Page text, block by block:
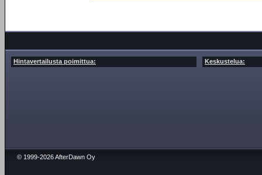
Hintavertailusta poimittua: Keskustelua:
© 1999-2026 AfterDawn Oy